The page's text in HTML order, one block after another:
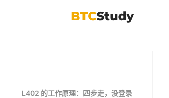
L402 的工作原理：四步走，没登录